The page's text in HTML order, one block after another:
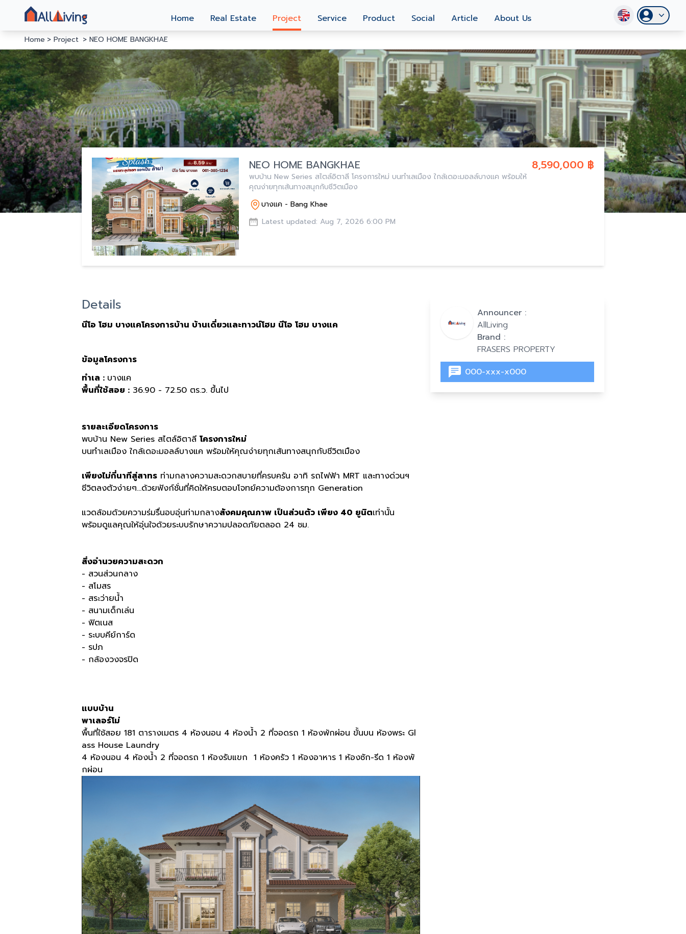
Home Real Estate Project Service Product Social Article About Us
Home Project NEO HOME BANGKHAE
8,590,000 ฿
NEO HOME BANGKHAE
พบบ้าน New Series สไตล์อิตาลี โครงการใหม่ บนทำเลเมือง ใกล้เดอะมอลล์บางแค พร้อมให้
คุณง่ายทุกเส้นทางสนุกกับชีวิตเมือง
บางแค - Bang Khae
Latest updated: Aug 7, 2026 6:00 PM
Details
นีโอ โฮม บางแคโครงการบ้าน บ้านเดี่ยวและทาวน์โฮม นีโอ โฮม บางแค
ข้อมูลโครงการ
ทำเล : บางแค
พื้นที่ใช้สอย : 36.90 - 72.50 ตร.ว. ขึ้นไป
รายละเอียดโครงการ
พบบ้าน New Series สไตล์อิตาลี โครงการใหม่
บนทำเลเมือง ใกล้เดอะมอลล์บางแค พร้อมให้คุณง่ายทุกเส้นทางสนุกกับชีวิตเมือง
เพียงไม่กี่นาทีสู่สาทร ท่ามกลางความสะดวกสบายที่ครบครัน อาทิ รถไฟฟ้า MRT และทางด่วนฯ
ชีวิตลงตัวง่ายๆ...ด้วยฟังก์ชั่นที่คิดให้ครบตอบโจทย์ความต้องการทุก Generation
แวดล้อมด้วยความร่มรื่นอบอุ่นท่ามกลางสังคมคุณภาพ เป็นส่วนตัว เพียง 40 ยูนิตเท่านั้น
พร้อมดูแลคุณให้อุ่นใจด้วยระบบรักษาความปลอดภัยตลอด 24 ชม.
สิ่งอำนวยความสะดวก
- สวนส่วนกลาง
- สโมสร
- สระว่ายน้ำ
- สนามเด็กเล่น
- ฟิตเนส
- ระบบคีย์การ์ด
- รปภ
- กล้องวงจรปิด
แบบบ้าน
พาเลอร์โม่
พื้นที่ใช้สอย 181 ตารางเมตร 4 ห้องนอน 4 ห้องน้ำ 2 ที่จอดรถ 1 ห้องพ้กผ่อน ขั้นบน ห้องพระ Gl
ass House Laundry
4 ห้องนอน 4 ห้องน้ำ 2 ที่จอดรถ 1 ห้องรับแขก 1 ห้องครัว 1 ห้องอาหาร 1 ห้องซัก-รีด 1 ห้องพั
กผ่อน
Announcer :
AllLiving
Brand :
FRASERS PROPERTY
000-xxx-x000